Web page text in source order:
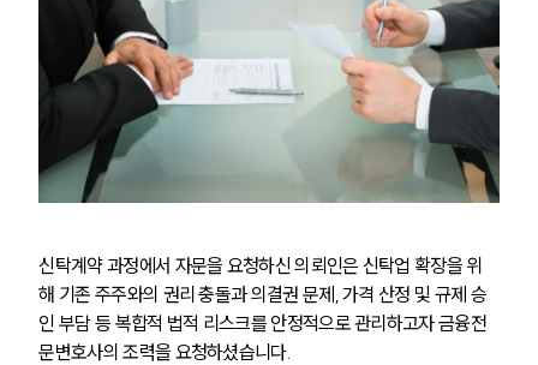
신탁계약 과정에서 자문을 요청하신 의뢰인은 신탁업 확장을 위
해 기존 주주와의 권리 충돌과 의결권 문제, 가격 산정 및 규제 승
인 부담 등 복합적 법적 리스크를 안정적으로 관리하고자 금융전
문변호사의 조력을 요청하셨습니다.